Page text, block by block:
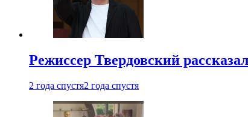
Режиссер Твердовский
2 года спустя2 года спустя